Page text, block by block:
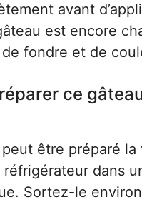
avant
est encore
fondre et de
ce
être préparé la
dans
Sortez-le